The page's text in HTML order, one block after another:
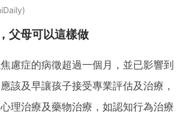
父母可以這樣做
慮症的病徵超過一個月，並已影響到
該及早讓孩子接受專業評估及治療，
理治療及藥物治療，如認知行為治療